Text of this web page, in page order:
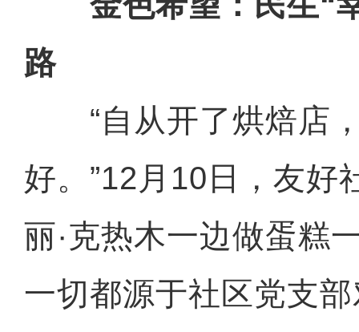
路
“自从开了烘焙店
好。”12月10日，友好
丽·克热木一边做蛋糕
一切都源于社区党支